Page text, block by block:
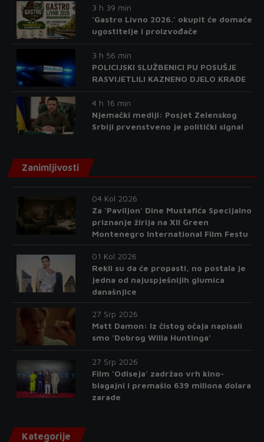
3 h 39 min
'Gastro Livno 2026.' okupit će domaće
ugostitelje i proizvođače
3 h 56 min
POLICIJSKI SLUŽBENICI PU POSUŠJE
RASVIJETLILI KAZNENO DJELO KRAĐE
4 h 16 min
Njemački mediji: Posjet Zelenskog
Srbiji prvenstveno je politički signal
Zanimljivosti
04 Kol 2026
Za 'Paviljon' Dine Mustafića Specijalno
priznanje žirija na XII Green
Montenegro International Film Festu
01 Kol 2026
Rekli su da će propasti, no postala je
jedna od najuspješnijih glumica
današnjice
27 Srp 2026
Matt Damon: Iz čistog očaja napisali
smo 'Dobrog Willa Huntinga'
27 Srp 2026
Film 'Odiseja' zadržao vrh kino-
blagajni i premašio 639 miliona dolara
zarade
Kategorije